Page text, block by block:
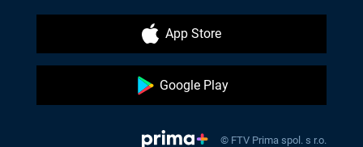
App Store
Google Play
© FTV Prima spol. s r.o.